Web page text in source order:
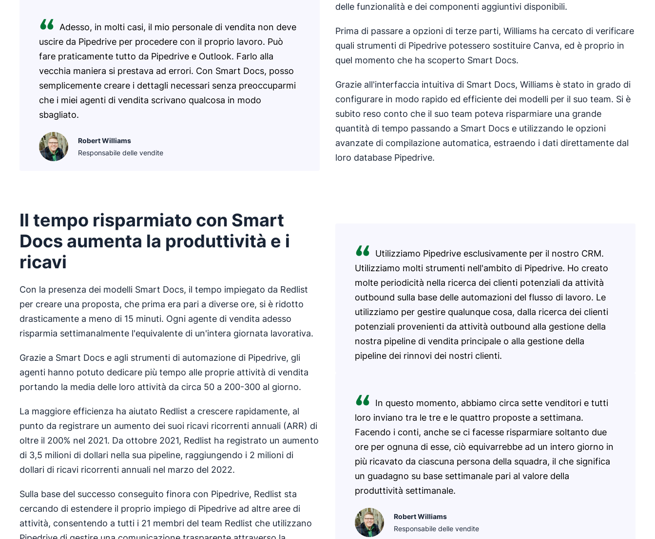
Adesso, in molti casi, il mio personale di vendita non deve
uscire da Pipedrive per procedere con il proprio lavoro. Può
fare praticamente tutto da Pipedrive e Outlook. Farlo alla
vecchia maniera si prestava ad errori. Con Smart Docs, posso
semplicemente creare i dettagli necessari senza preoccuparmi
che i miei agenti di vendita scrivano qualcosa in modo
sbagliato.
Robert Williams
Responsabile delle vendite
delle funzionalità e dei componenti aggiuntivi disponibili.
Prima di passare a opzioni di terze parti, Williams ha cercato di verificare
quali strumenti di Pipedrive potessero sostituire Canva, ed è proprio in
quel momento che ha scoperto Smart Docs.
Grazie all'interfaccia intuitiva di Smart Docs, Williams è stato in grado di
configurare in modo rapido ed efficiente dei modelli per il suo team. Si è
subito reso conto che il suo team poteva risparmiare una grande
quantità di tempo passando a Smart Docs e utilizzando le opzioni
avanzate di compilazione automatica, estraendo i dati direttamente dal
loro database Pipedrive.
Il tempo risparmiato con Smart
Docs aumenta la produttività e i
ricavi
Con la presenza dei modelli Smart Docs, il tempo impiegato da Redlist
per creare una proposta, che prima era pari a diverse ore, si è ridotto
drasticamente a meno di 15 minuti. Ogni agente di vendita adesso
risparmia settimanalmente l'equivalente di un'intera giornata lavorativa.
Grazie a Smart Docs e agli strumenti di automazione di Pipedrive, gli
agenti hanno potuto dedicare più tempo alle proprie attività di vendita
portando la media delle loro attività da circa 50 a 200-300 al giorno.
La maggiore efficienza ha aiutato Redlist a crescere rapidamente, al
punto da registrare un aumento dei suoi ricavi ricorrenti annuali (ARR) di
oltre il 200% nel 2021. Da ottobre 2021, Redlist ha registrato un aumento
di 3,5 milioni di dollari nella sua pipeline, raggiungendo i 2 milioni di
dollari di ricavi ricorrenti annuali nel marzo del 2022.
Sulla base del successo conseguito finora con Pipedrive, Redlist sta
cercando di estendere il proprio impiego di Pipedrive ad altre aree di
attività, consentendo a tutti i 21 membri del team Redlist che utilizzano
Utilizziamo Pipedrive esclusivamente per il nostro CRM.
Utilizziamo molti strumenti nell'ambito di Pipedrive. Ho creato
molte periodicità nella ricerca dei clienti potenziali da attività
outbound sulla base delle automazioni del flusso di lavoro. Le
utilizziamo per gestire qualunque cosa, dalla ricerca dei clienti
potenziali provenienti da attività outbound alla gestione della
nostra pipeline di vendita principale o alla gestione della
pipeline dei rinnovi dei nostri clienti.
In questo momento, abbiamo circa sette venditori e tutti
loro inviano tra le tre e le quattro proposte a settimana.
Facendo i conti, anche se ci facesse risparmiare soltanto due
ore per ognuna di esse, ciò equivarrebbe ad un intero giorno in
più ricavato da ciascuna persona della squadra, il che significa
un guadagno su base settimanale pari al valore della
produttività settimanale.
Robert Williams
Responsabile delle vendite